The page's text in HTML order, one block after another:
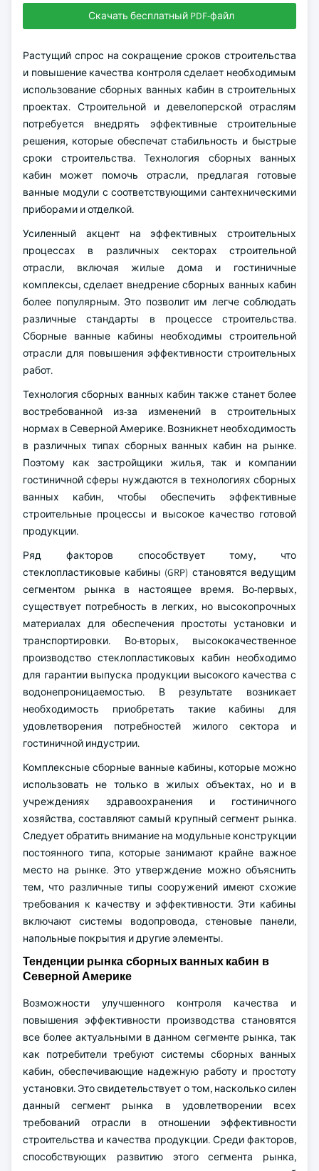
Скачать бесплатный PDF-файл
Растущий спрос на сокращение сроков строительства
и повышение качества контроля сделает необходимым
использование сборных ванных кабин в строительных
проектах. Строительной и девелоперской отраслям
потребуется внедрять эффективные строительные
решения, которые обеспечат стабильность и быстрые
сроки строительства. Технология сборных ванных
кабин может помочь отрасли, предлагая готовые
ванные модули с соответствующими сантехническими
приборами и отделкой.
Усиленный акцент на эффективных строительных
процессах в различных секторах строительной
отрасли, включая жилые дома и гостиничные
комплексы, сделает внедрение сборных ванных кабин
более популярным. Это позволит им легче соблюдать
различные стандарты в процессе строительства.
Сборные ванные кабины необходимы строительной
отрасли для повышения эффективности строительных
работ.
Технология сборных ванных кабин также станет более
востребованной из-за изменений в строительных
нормах в Северной Америке. Возникнет необходимость
в различных типах сборных ванных кабин на рынке.
Поэтому как застройщики жилья, так и компании
гостиничной сферы нуждаются в технологиях сборных
ванных кабин, чтобы обеспечить эффективные
строительные процессы и высокое качество готовой
продукции.
Ряд факторов способствует тому, что
стеклопластиковые кабины (GRP) становятся ведущим
сегментом рынка в настоящее время. Во-первых,
существует потребность в легких, но высокопрочных
материалах для обеспечения простоты установки и
транспортировки. Во-вторых, высококачественное
производство стеклопластиковых кабин необходимо
для гарантии выпуска продукции высокого качества с
водонепроницаемостью. В результате возникает
необходимость приобретать такие кабины для
удовлетворения потребностей жилого сектора и
гостиничной индустрии.
Комплексные сборные ванные кабины, которые можно
использовать не только в жилых объектах, но и в
учреждениях здравоохранения и гостиничного
хозяйства, составляют самый крупный сегмент рынка.
Следует обратить внимание на модульные конструкции
постоянного типа, которые занимают крайне важное
место на рынке. Это утверждение можно объяснить
тем, что различные типы сооружений имеют схожие
требования к качеству и эффективности. Эти кабины
включают системы водопровода, стеновые панели,
напольные покрытия и другие элементы.
Тенденции рынка сборных ванных кабин в
Северной Америке
Возможности улучшенного контроля качества и
повышения эффективности производства становятся
все более актуальными в данном сегменте рынка, так
как потребители требуют системы сборных ванных
кабин, обеспечивающие надежную работу и простоту
установки. Это свидетельствует о том, насколько силен
данный сегмент рынка в удовлетворении всех
требований отрасли в отношении эффективности
строительства и качества продукции. Среди факторов,
способствующих развитию этого сегмента рынка,